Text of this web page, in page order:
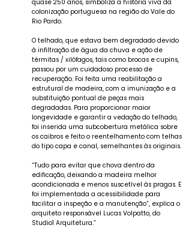
quase 250 anos, simboliza a história viva da
colonização portuguesa na região do Vale do
Rio Pardo.
O telhado, que estava bem degradado devido
à infiltração de água da chuva e ação de
térmitas / xilófagos, tais como brocas e cupins,
passou por um cuidadoso processo de
recuperação. Foi feita uma reabilitação a
estrutural de madeira, com a imunização e a
substituição pontual de peças mais
degradadas. Para proporcionar maior
longevidade e garantir a vedação do telhado,
foi inserida uma subcobertura metálica sobre
os caibros e feito o reentelhamento com telhas
do tipo capa e canal, semelhantes às originais.
“Tudo para evitar que chova dentro da
edificação, deixando a madeira melhor
acondicionada e menos suscetível às pragas. E
foi implementada a acessibilidade para
facilitar a inspeção e a manutenção”, explica o
arquiteto responsável Lucas Volpatto, do
Studio1 Arquitetura.”